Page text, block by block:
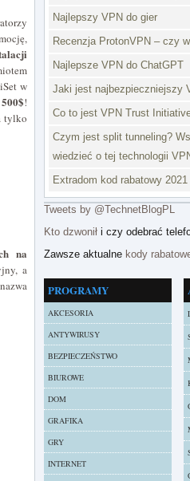
w
500$!
tylko
na
a
Najlepszy VPN do gier
Recenzja ProtonVPN – czy
Najlepsze VPN do ChatGPT
Jaki jest najbezpieczniejszy
Co to jest VPN Trust
Czym jest split tunneling?
wiedzieć o tej technologii
Extradom kod rabatowy
Tweets by @TechnetBlogPL
Kto dzwonił i czy odebrać
Zawsze aktualne kody
PROGRAMY
AKCESORIA
ANTYWIRUSY
BEZPIECZEŃSTWO
BIUROWE
DOM
GRAFIKA
GRY
INTERNET